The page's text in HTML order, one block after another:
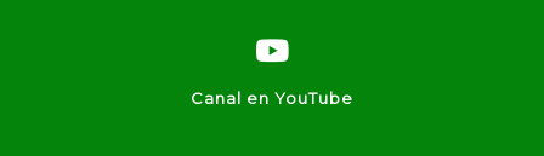
Canal en YouTube